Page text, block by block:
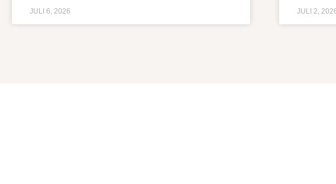
JULI 6, 2026 JULI 2,